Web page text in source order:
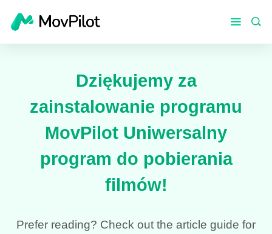
Dziękujemy za
zainstalowanie programu
MovPilot Uniwersalny
program do pobierania
filmów!
Prefer reading? Check out the article guide for